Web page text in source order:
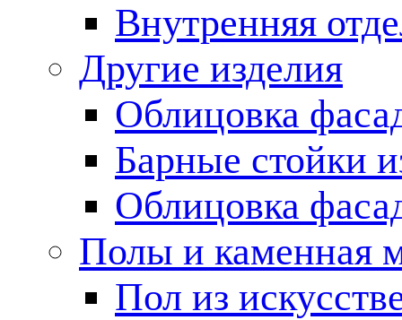
Внутренняя
Другие изделия
Облицовка
Барные стойки
Облицовка
Полы и каменная
Пол из